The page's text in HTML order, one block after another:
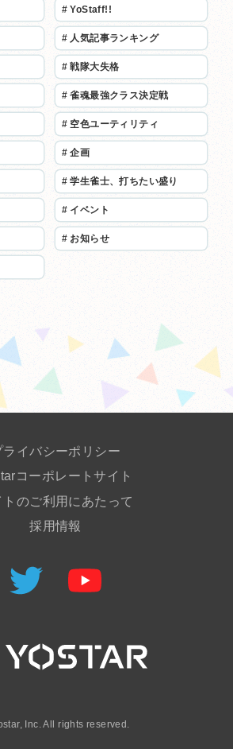
# YoStaff!!
# 人気記事ランキング
# 戦隊大失格
# 雀魂最強クラス決定戦
# 空色ユーティリティ
# 企画
# 学生雀士、打ちたい盛り
# イベント
# お知らせ
ライバシーポリシー
コーポレートサイト
トのご利用にあたって
採用情報
Inc. All rights reserved.